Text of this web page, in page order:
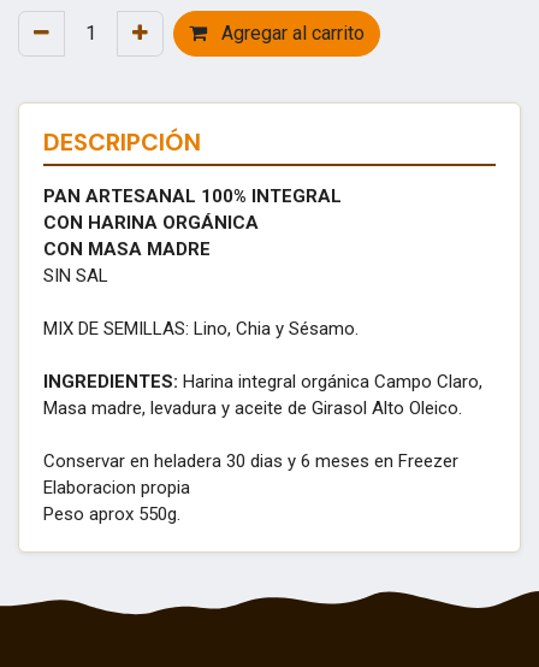
Agregar al carrito
DESCRIPCIÓN
PAN ARTESANAL 100% INTEGRAL
CON HARINA ORGÁNICA
CON MASA MADRE
SIN SAL
MIX DE SEMILLAS: Lino, Chia y Sésamo.
INGREDIENTES: Harina integral orgánica Campo Claro,
Masa madre, levadura y aceite de Girasol Alto Oleico.
Conservar en heladera 30 dias y 6 meses en Freezer
Elaboracion propia
Peso aprox 550g.